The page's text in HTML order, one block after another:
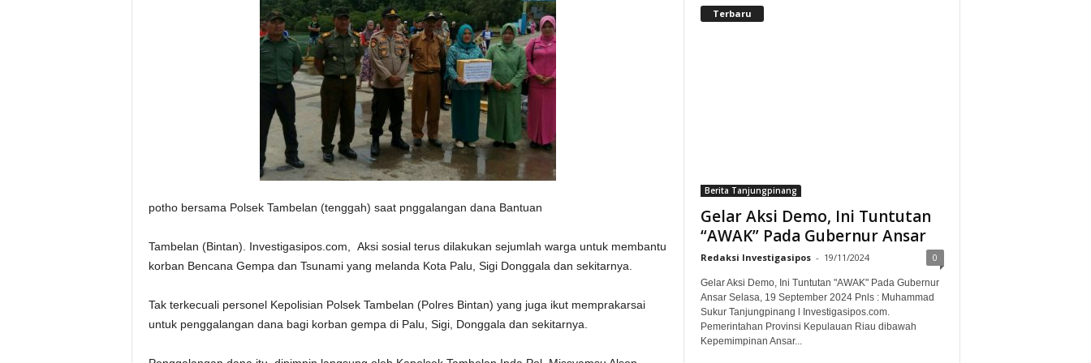
potho bersama Polsek Tambelan (tenggah) saat pnggalangan dana Bantuan
Tambelan (Bintan). Investigasipos.com, Aksi sosial terus dilakukan sejumlah warga untuk membantu
korban Bencana Gempa dan Tsunami yang melanda Kota Palu, Sigi Donggala dan sekitarnya.
Tak terkecuali personel Kepolisian Polsek Tambelan (Polres Bintan) yang juga ikut memprakarsai
untuk penggalangan dana bagi korban gempa di Palu, Sigi, Donggala dan sekitarnya.
Terbaru
Berita Tanjungpinang
Gelar Aksi Demo, Ini Tuntutan
“AWAK” Pada Gubernur Ansar
Redaksi Investigasipos - 19/11/2024 0
Gelar Aksi Demo, Ini Tuntutan "AWAK" Pada Gubernur
Ansar Selasa, 19 September 2024 Pnls : Muhammad
Sukur Tanjungpinang l Investigasipos.com.
Pemerintahan Provinsi Kepulauan Riau dibawah
Kepemimpinan Ansar...